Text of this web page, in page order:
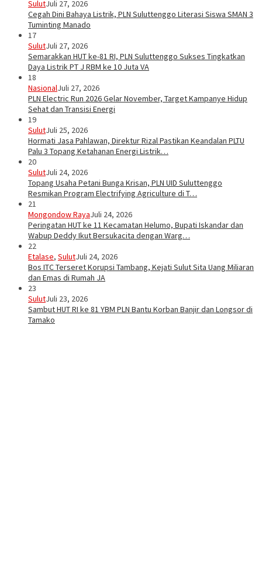
SulutJuli 27, 2026
Cegah Dini Bahaya Listrik, PLN Suluttenggo Literasi Siswa SMAN 3
Tuminting Manado
17
SulutJuli 27, 2026
Semarakkan HUT ke-81 RI, PLN Suluttenggo Sukses Tingkatkan
Daya Listrik PT J RBM ke 10 Juta VA
18
NasionalJuli 27, 2026
PLN Electric Run 2026 Gelar November, Target Kampanye Hidup
Sehat dan Transisi Energi
19
SulutJuli 25, 2026
Hormati Jasa Pahlawan, Direktur Rizal Pastikan Keandalan PLTU
Palu 3 Topang Ketahanan Energi Listrik…
20
SulutJuli 24, 2026
Topang Usaha Petani Bunga Krisan, PLN UID Suluttenggo
Resmikan Program Electrifying Agriculture di T…
21
Mongondow RayaJuli 24, 2026
Peringatan HUT ke 11 Kecamatan Helumo, Bupati Iskandar dan
Wabup Deddy Ikut Bersukacita dengan Warg…
22
Etalase, SulutJuli 24, 2026
Bos ITC Terseret Korupsi Tambang, Kejati Sulut Sita Uang Miliaran
dan Emas di Rumah JA
23
SulutJuli 23, 2026
Sambut HUT RI ke 81 YBM PLN Bantu Korban Banjir dan Longsor di
Tamako